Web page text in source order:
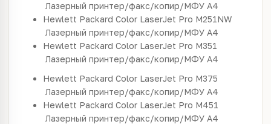
Лазерный принтер/факс/копир/МФУ A4
Hewlett Packard Color LaserJet Pro M251NW
Лазерный принтер/факс/копир/МФУ A4
Hewlett Packard Color LaserJet Pro M351
Лазерный принтер/факс/копир/МФУ A4
Hewlett Packard Color LaserJet Pro M375
Лазерный принтер/факс/копир/МФУ A4
Hewlett Packard Color LaserJet Pro M451
Лазерный принтер/факс/копир/МФУ A4